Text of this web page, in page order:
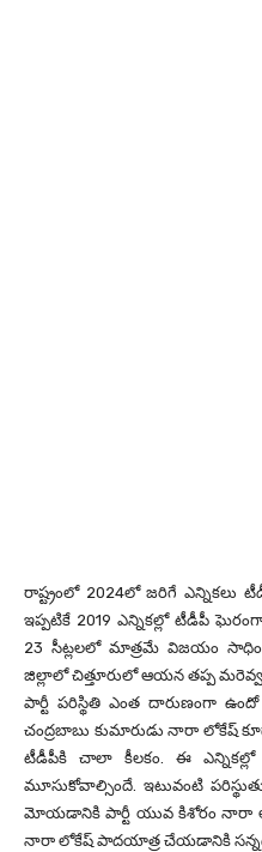
రాష్ట్రంలో 2024లో జరిగే ఎన్నికలు
ఇప్పటికే 2019 ఎన్నికల్లో టీడీపీ
23 సీట్లలలో మాత్రమే విజయం
జిల్లాలో చిత్తూరులో ఆయన తప్ప
పార్టీ పరిస్థితి ఎంత దారుణంగా ఉందో
చంద్రబాబు కుమారుడు నారా లోకేష్
టీడీపీకి చాలా కీలకం. ఈ
మూసుకోవాల్సిందే. ఇటువంటి
మోయడానికి పార్టీ యువ కిశోరం నారా
నారా లోకేష్ పాదయాత్ర చేయడానికి